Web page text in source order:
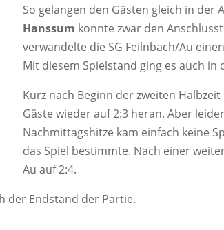
So gelangen den Gästen gleich in der
Hanssum konnte zwar den
verwandelte die SG Feilnbach/Au
Mit diesem Spielstand ging es auch in
Kurz nach Beginn der zweiten
Gäste wieder auf 2:3 heran. Aber
Nachmittagshitze kam einfach keine
das Spiel bestimmte. Nach einer
Au auf 2:4.
der Endstand der Partie.